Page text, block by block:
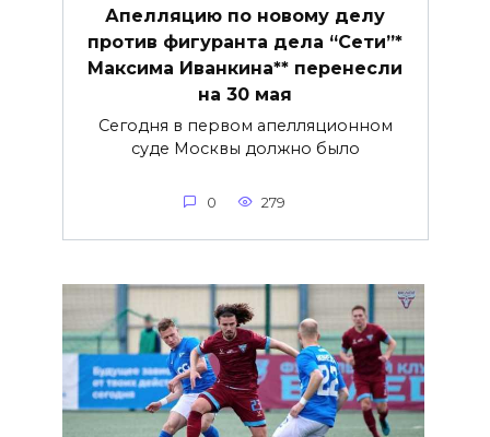
Апелляцию по новому делу
против фигуранта дела “Сети”*
Максима Иванкина** перенесли
на 30 мая
Сегодня в первом апелляционном
суде Москвы должно было
0 279